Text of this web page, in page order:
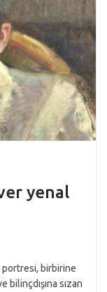
yenal
portresi, birbirine
bilinçdışına sızan